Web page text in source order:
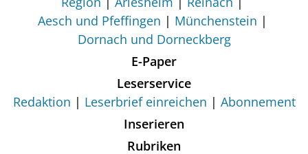
Aesch und Pfeffingen
Münchenstein
Dornach und Dorneckberg
E-Paper
Leserservice
Redaktion
Leserbrief einreichen
Abonnement
Inserieren
Rubriken